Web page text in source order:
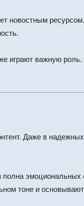
новостным
играют важную
Даже в
полна
тоне и